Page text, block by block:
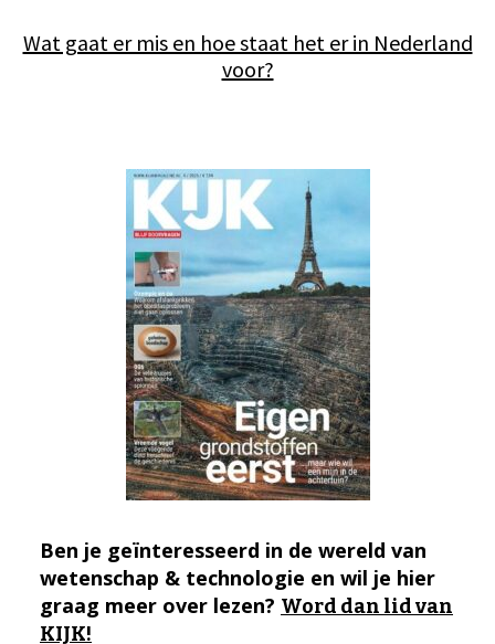
Wat gaat er mis en hoe staat het er in Nederland
voor?
Ben je geïnteresseerd in de wereld van
wetenschap & technologie en wil je hier
graag meer over lezen? Word dan lid van
KIJK!